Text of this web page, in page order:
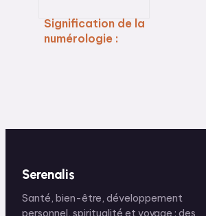
Signification de la
numérologie :
Serenalis
Santé, bien-être, développement
personnel, spiritualité et voyage : des